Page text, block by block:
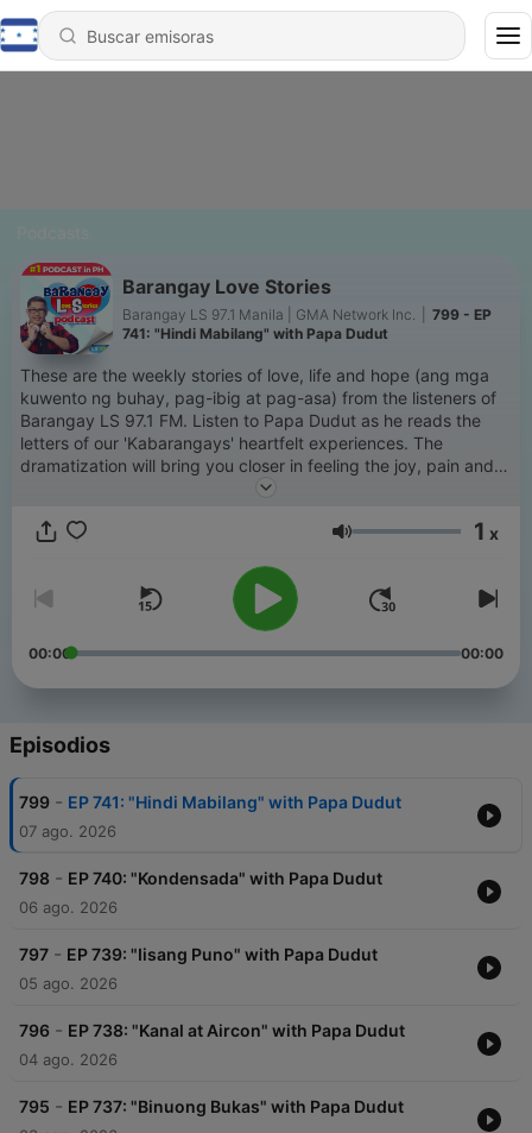
Barangay Love Stories
Barangay LS 97.1 Manila | GMA Network Inc.
799 - EP
741: "Hindi Mabilang" with Papa Dudut
These are the weekly stories of love, life and hope (ang mga
kuwento ng buhay, pag-ibig at pag-asa) from the listeners of
Barangay LS 97.1 FM. Listen to Papa Dudut as he reads the
letters of our 'Kabarangays' heartfelt experiences. The
dramatization will bring you closer in feeling the joy, pain and
everything in between of love & life. Siguradong relate-much
Philippines.
Volumen 1 x
00:00 00:00
Episodios
799 - EP 741: "Hindi Mabilang" with Papa Dudut
07 ago. 2026
798 - EP 740: "Kondensada" with Papa Dudut
06 ago. 2026
797 - EP 739: "Iisang Puno" with Papa Dudut
05 ago. 2026
796 - EP 738: "Kanal at Aircon" with Papa Dudut
04 ago. 2026
795 - EP 737: "Binuong Bukas" with Papa Dudut